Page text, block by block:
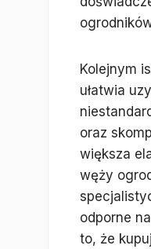
Kolejnym
ułatwia
oraz
większa
węży
odporne
to, że